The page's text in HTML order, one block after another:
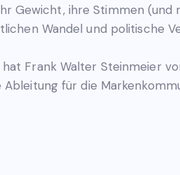
Gewicht, ihre Stimmen
Wandel und politische
Frank Walter Steinmeier
für die